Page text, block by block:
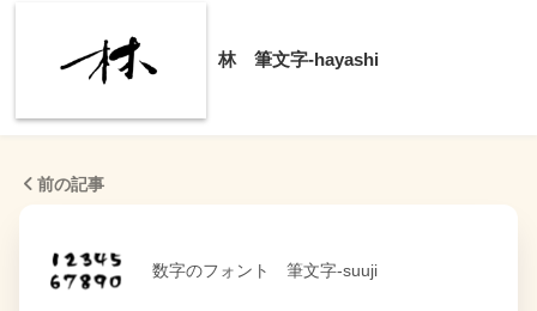
林 筆文字-hayashi
前の記事
数字のフォント 筆文字-suuji